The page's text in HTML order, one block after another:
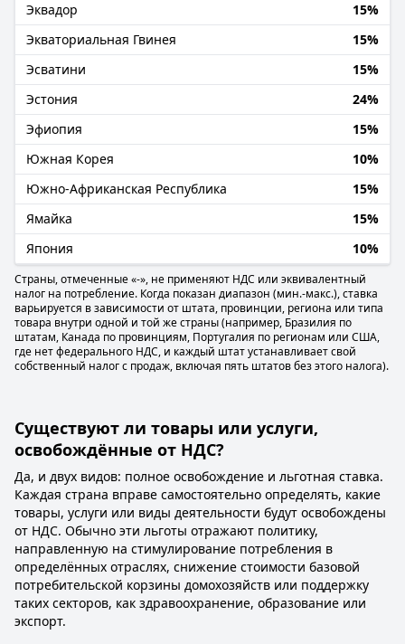
Эквадор
15%
Экваториальная Гвинея
15%
Эсватини
15%
Эстония
24%
Эфиопия
15%
Южная Корея
10%
Южно-Африканская Республика
15%
Ямайка
15%
Япония
10%
Страны, отмеченные «-», не применяют НДС или эквивалентный
налог на потребление. Когда показан диапазон (мин.-макс.), ставка
варьируется в зависимости от штата, провинции, региона или типа
товара внутри одной и той же страны (например, Бразилия по
штатам, Канада по провинциям, Португалия по регионам или США,
где нет федерального НДС, и каждый штат устанавливает свой
собственный налог с продаж, включая пять штатов без этого налога).
Существуют ли товары или услуги,
освобождённые от НДС?
Да, и двух видов: полное освобождение и льготная ставка.
Каждая страна вправе самостоятельно определять, какие
товары, услуги или виды деятельности будут освобождены
от НДС. Обычно эти льготы отражают политику,
направленную на стимулирование потребления в
определённых отраслях, снижение стоимости базовой
потребительской корзины домохозяйств или поддержку
таких секторов, как здравоохранение, образование или
экспорт.